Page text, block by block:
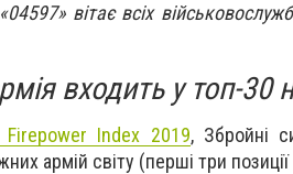
вітає всіх
входить у топ-30
Firepower Index 2019, Збройні
армій світу (перші три